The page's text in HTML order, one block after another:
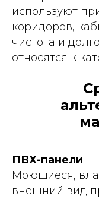
используют
коридоров,
чистота и
относятся к
ПВХ-панели
Моющиеся,
внешний вид